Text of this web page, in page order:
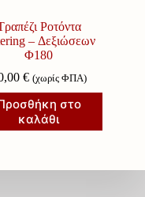
Ροτόντα
– Δεξιώσεων
Φ180
€ (χωρίς ΦΠΑ)
στο
καλάθι